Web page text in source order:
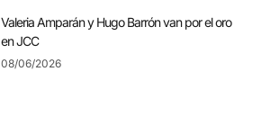
Valeria Amparán y Hugo Barrón van por el oro
en JCC
08/06/2026